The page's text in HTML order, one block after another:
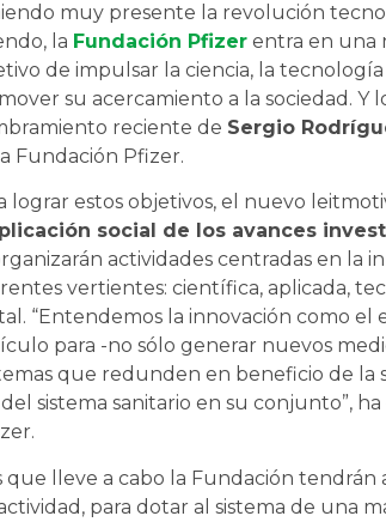
muy presente la revolución
la Fundación Pfizer entra en una
de impulsar la ciencia, la
su acercamiento a la sociedad. Y
reciente de Sergio
Fundación Pfizer.
lograr estos objetivos, el nuevo
social de los avances
actividades centradas en la
vertientes: científica, aplicada,
“Entendemos la innovación como el
para -no sólo generar nuevos
que redunden en beneficio de la
sistema sanitario en su conjunto”,
que lleve a cabo la Fundación tendrán
para dotar al sistema de una